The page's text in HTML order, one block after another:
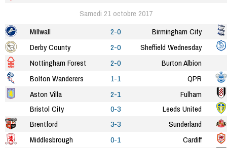
Samedi 21 octobre 2017
Millwall
2-0
Birmingham City
Derby County
2-0
Sheffield Wednesday
Nottingham Forest
2-0
Burton Albion
Bolton Wanderers
1-1
QPR
Aston Villa
2-1
Fulham
Bristol City
0-3
Leeds United
Brentford
3-3
Sunderland
Middlesbrough
0-1
Cardiff